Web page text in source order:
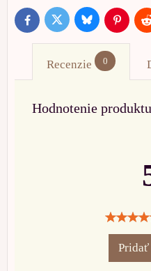
FacebookTwitter BlueskyPinterest
Recenzie 0
Hodnotenie produktu
Pridať